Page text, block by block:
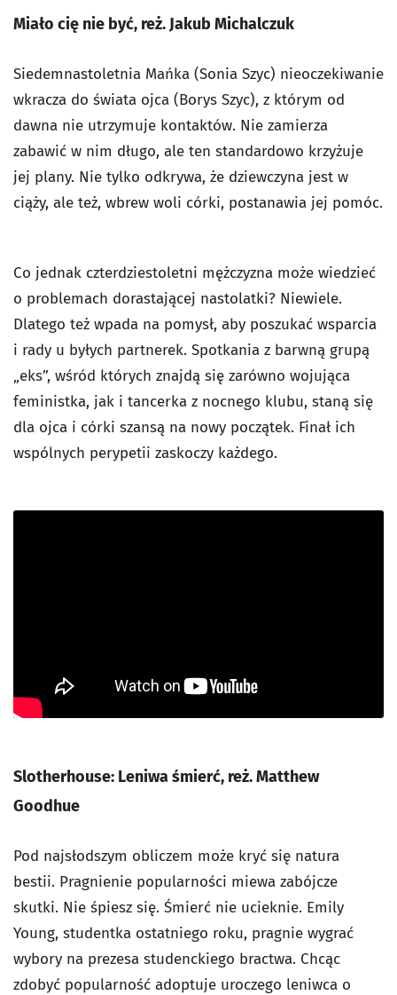
Miało cię nie być, reż. Jakub Michalczuk
Siedemnastoletnia Mańka (Sonia Szyc) nieoczekiwanie
wkracza do świata ojca (Borys Szyc), z którym od
dawna nie utrzymuje kontaktów. Nie zamierza
zabawić w nim długo, ale ten standardowo krzyżuje
jej plany. Nie tylko odkrywa, że dziewczyna jest w
ciąży, ale też, wbrew woli córki, postanawia jej pomóc.
Co jednak czterdziestoletni mężczyzna może wiedzieć
o problemach dorastającej nastolatki? Niewiele.
Dlatego też wpada na pomysł, aby poszukać wsparcia
i rady u byłych partnerek. Spotkania z barwną grupą
„eks”, wśród których znajdą się zarówno wojująca
feministka, jak i tancerka z nocnego klubu, staną się
dla ojca i córki szansą na nowy początek. Finał ich
wspólnych perypetii zaskoczy każdego.
Slotherhouse: Leniwa śmierć, reż. Matthew
Goodhue
Pod najsłodszym obliczem może kryć się natura
bestii. Pragnienie popularności miewa zabójcze
skutki. Nie śpiesz się. Śmierć nie ucieknie. Emily
Young, studentka ostatniego roku, pragnie wygrać
wybory na prezesa studenckiego bractwa. Chcąc
zdobyć popularność adoptuje uroczego leniwca o